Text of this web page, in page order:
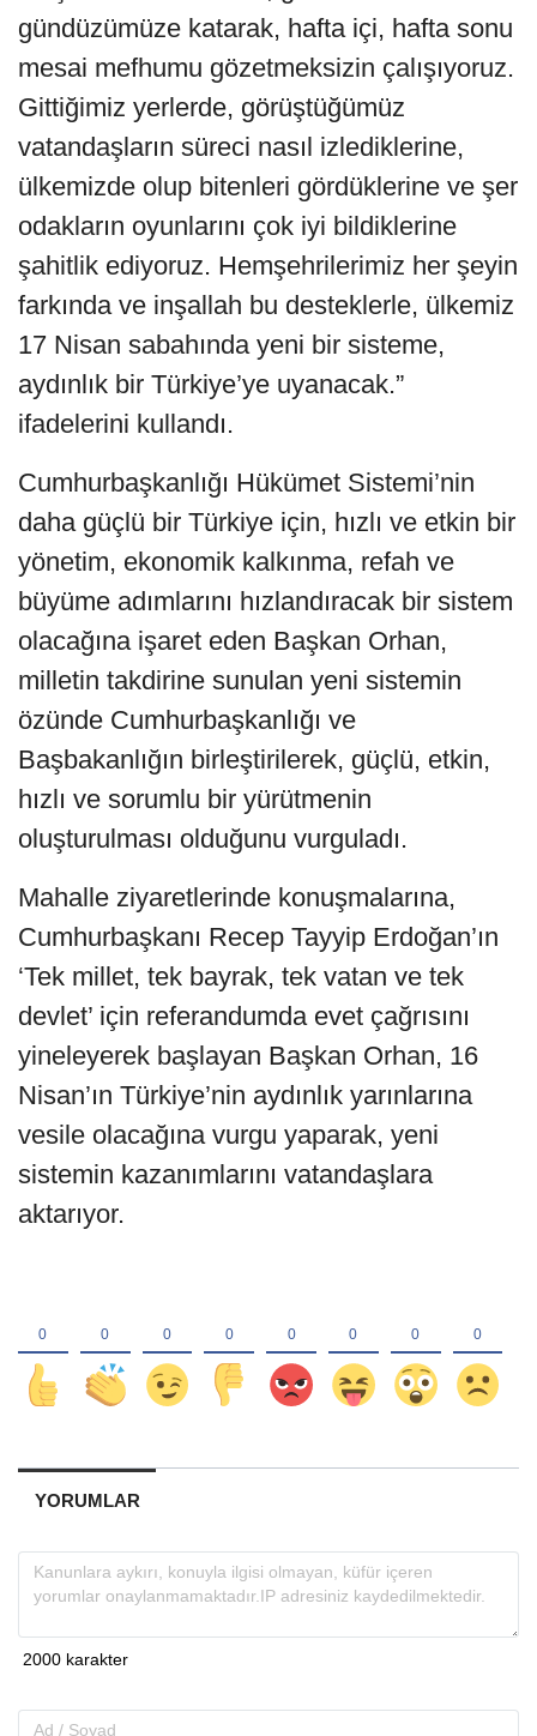
gündüzümüze katarak, hafta içi, hafta sonu
mesai mefhumu gözetmeksizin çalışıyoruz.
Gittiğimiz yerlerde, görüştüğümüz
vatandaşların süreci nasıl izlediklerine,
ülkemizde olup bitenleri gördüklerine ve şer
odakların oyunlarını çok iyi bildiklerine
şahitlik ediyoruz. Hemşehrilerimiz her şeyin
farkında ve inşallah bu desteklerle, ülkemiz
17 Nisan sabahında yeni bir sisteme,
aydınlık bir Türkiye’ye uyanacak.”
ifadelerini kullandı.
Cumhurbaşkanlığı Hükümet Sistemi’nin
daha güçlü bir Türkiye için, hızlı ve etkin bir
yönetim, ekonomik kalkınma, refah ve
büyüme adımlarını hızlandıracak bir sistem
olacağına işaret eden Başkan Orhan,
milletin takdirine sunulan yeni sistemin
özünde Cumhurbaşkanlığı ve
Başbakanlığın birleştirilerek, güçlü, etkin,
hızlı ve sorumlu bir yürütmenin
oluşturulması olduğunu vurguladı.
Mahalle ziyaretlerinde konuşmalarına,
Cumhurbaşkanı Recep Tayyip Erdoğan’ın
‘Tek millet, tek bayrak, tek vatan ve tek
devlet’ için referandumda evet çağrısını
yineleyerek başlayan Başkan Orhan, 16
Nisan’ın Türkiye’nin aydınlık yarınlarına
vesile olacağına vurgu yaparak, yeni
sistemin kazanımlarını vatandaşlara
aktarıyor.
YORUMLAR